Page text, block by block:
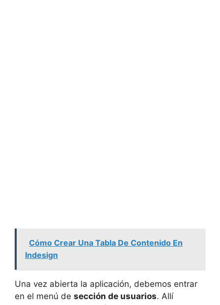
Cómo Crear Una Tabla De Contenido En
Indesign
Una vez abierta la aplicación, debemos entrar
en el menú de sección de usuarios. Allí